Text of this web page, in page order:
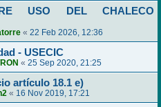
USO DEL CHALECO
« 22 Feb 2026, 12:36
- USECIC
« 25 Sep 2020, 21:25
artículo 18.1 e)
« 16 Nov 2019, 17:21